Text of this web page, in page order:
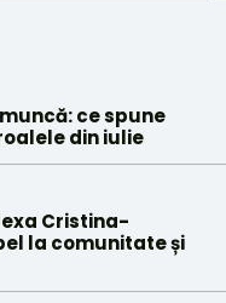
ce spune
din iulie
Cristina-
la comunitate și